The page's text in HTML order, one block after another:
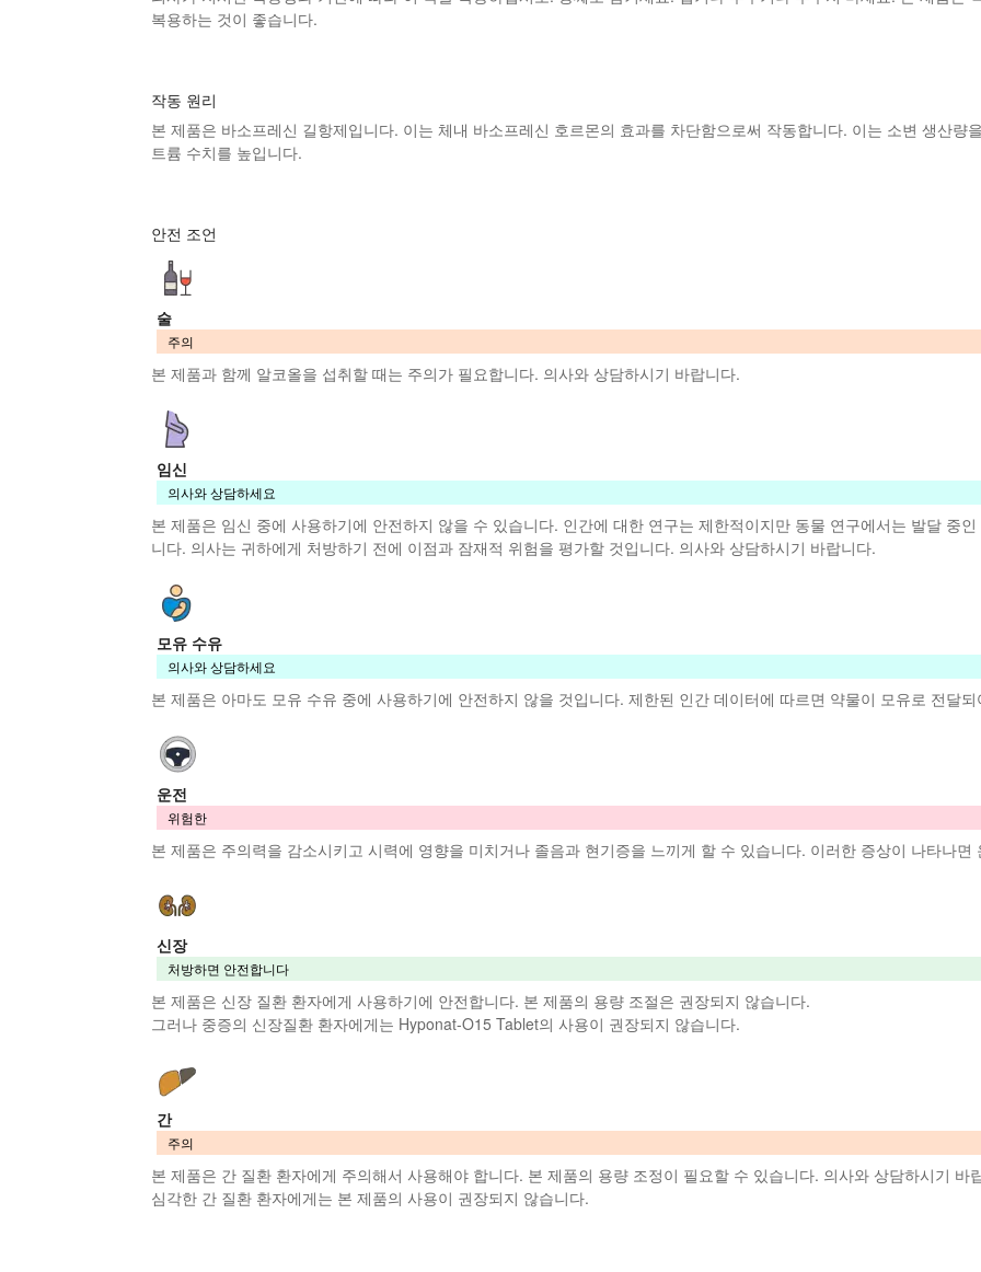
복용하는 것이 좋습니다.
작동 원리
본 제품은 바소프레신 ​​길항제입니다. 이는 체내 바소프레신 ​​호르몬의 효과를 차단함으로써 작동합니다. 이는 소변 생산량
트륨 수치를 높입니다.
안전 조언
술
주의
본 제품과 함께 알코올을 섭취할 때는 주의가 필요합니다. 의사와 상담하시기 바랍니다.
임신
의사와 상담하세요
본 제품은 임신 중에 사용하기에 안전하지 않을 수 있습니다. 인간에 대한 연구는 제한적이지만 동물 연구에서는 발달 중
니다. 의사는 귀하에게 처방하기 전에 이점과 잠재적 위험을 평가할 것입니다. 의사와 상담하시기 바랍니다.
모유 수유
의사와 상담하세요
본 제품은 아마도 모유 수유 중에 사용하기에 안전하지 않을 것입니다. 제한된 인간 데이터에 따르면 약물이 모유로 전달
운전
위험한
본 제품은 주의력을 감소시키고 시력에 영향을 미치거나 졸음과 현기증을 느끼게 할 수 있습니다. 이러한 증상이 나타나면
신장
처방하면 안전합니다
본 제품은 신장 질환 환자에게 사용하기에 안전합니다. 본 제품의 용량 조절은 권장되지 않습니다.
그러나 중증의 신장질환 환자에게는 Hyponat-O15 Tablet의 사용이 권장되지 않습니다.
간
주의
본 제품은 간 질환 환자에게 주의해서 사용해야 합니다. 본 제품의 용량 조정이 필요할 수 있습니다. 의사와 상담하시기 바
심각한 간 질환 환자에게는 본 제품의 사용이 권장되지 않습니다.